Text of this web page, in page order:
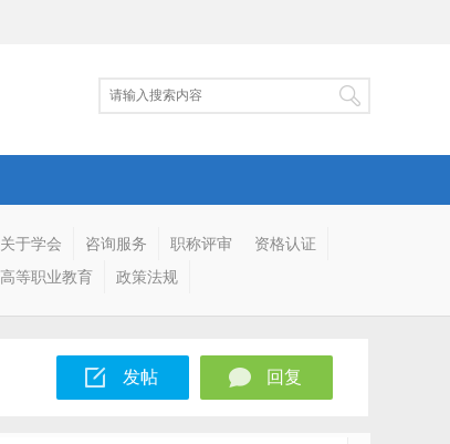
关于学会 咨询服务 职称评审
资格认证
高等职业教育
政策法规
发帖 回复